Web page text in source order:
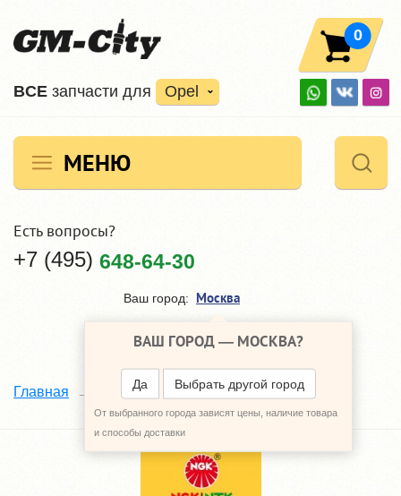
ВCE запчасти для Opel
0
МЕНЮ
Есть вопросы?
+7 (495) 648-64-30
Ваш город: Москва
ВАШ ГОРОД — МОСКВА?
Да Выбрать другой город
От выбранного города зависят цены, наличие товара
и способы доставки
Главная Наши поставщики NGK